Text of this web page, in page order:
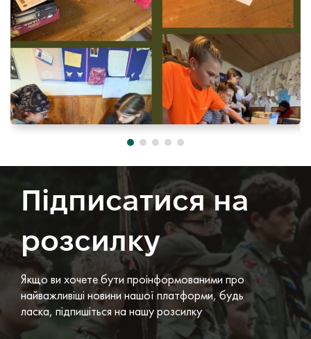
Підписатися на
розсилку
Якщо ви хочете бути проінформованими про
найважливіші новини нашої платформи, будь
ласка, підпишіться на нашу розсилку